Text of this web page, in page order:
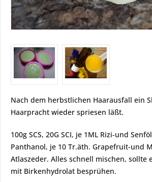
Nach dem herbstlichen Haarausfall ein
Haarpracht wieder spriesen läßt.
100g SCS, 20G SCI, je 1ML Rizi-und
Panthanol, je 10 Tr.äth. Grapefruit-und
Atlaszeder. Alles schnell mischen, sollte
mit Birkenhydrolat besprühen.